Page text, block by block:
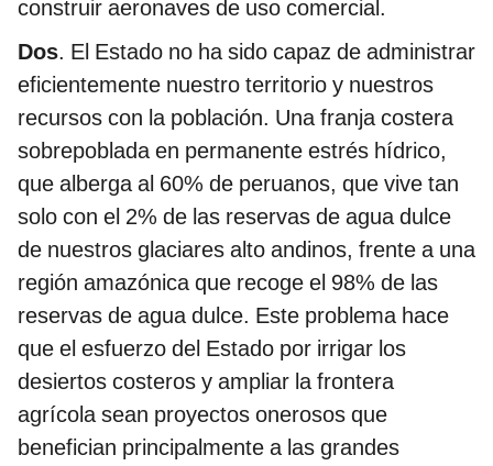
construir aeronaves de uso comercial.
Dos. El Estado no ha sido capaz de administrar
eficientemente nuestro territorio y nuestros
recursos con la población. Una franja costera
sobrepoblada en permanente estrés hídrico,
que alberga al 60% de peruanos, que vive tan
solo con el 2% de las reservas de agua dulce
de nuestros glaciares alto andinos, frente a una
región amazónica que recoge el 98% de las
reservas de agua dulce. Este problema hace
que el esfuerzo del Estado por irrigar los
desiertos costeros y ampliar la frontera
agrícola sean proyectos onerosos que
benefician principalmente a las grandes